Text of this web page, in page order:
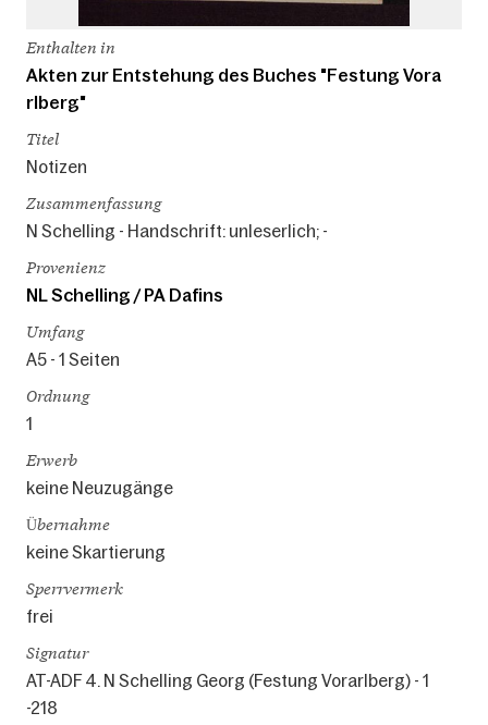
Enthalten in
Akten zur Entstehung des Buches "Festung Vora
rlberg"
Titel
Notizen
Zusammenfassung
N Schelling - Handschrift: unleserlich; -
Provenienz
NL Schelling / PA Dafins
Umfang
A5 - 1 Seiten
Ordnung
1
Erwerb
keine Neuzugänge
Übernahme
keine Skartierung
Sperrvermerk
frei
Signatur
AT-ADF 4. N Schelling Georg (Festung Vorarlberg) - 1
-218